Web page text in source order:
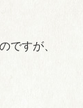
ですが、